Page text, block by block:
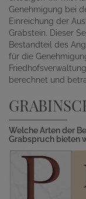
Genehmigung bei
Einreichung der
Grabstein. Dieser
Bestandteil des
für die
berechnet und
Welche Arten der
Grabspruch bieten